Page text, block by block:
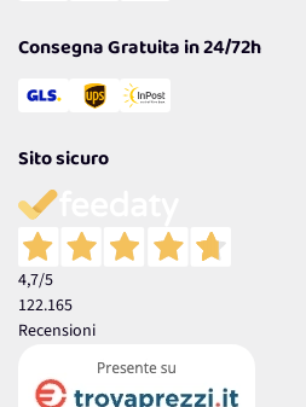
Consegna Gratuita in 24/72h
Sito sicuro
4,7/5
122.165
Recensioni